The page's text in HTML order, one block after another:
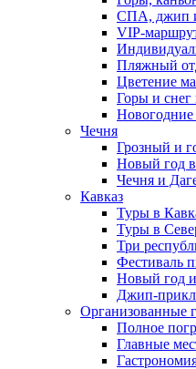
СПА, джип и
VIP-
Пляжный
Цветение
Горы и
Новогодние
Чечня
Грозный и
Новый год
Чечня и
Кавказ
Туры в
Туры в
Три
Фестиваль
Новый год
Джип-
Организованные
Полное
Главные